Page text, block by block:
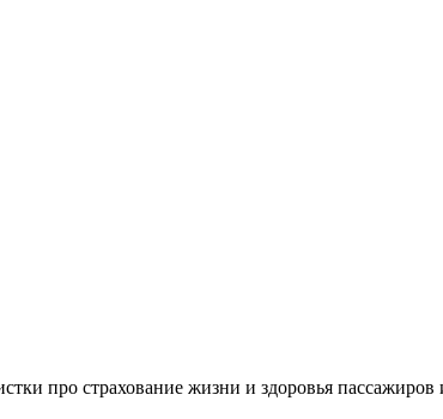
про страхование жизни и здоровья пассажиров